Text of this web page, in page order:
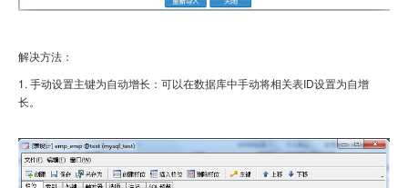
解决方法：
1. 手动设置主键为自动增长：可以在数据库中手动将相关表ID设置为自增
长。